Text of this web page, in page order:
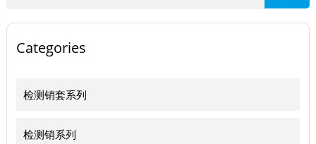
Categories
检测销套系列
检测销系列